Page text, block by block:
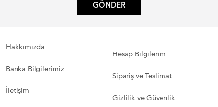
GÖNDER
Hakkımızda
Banka Bilgilerimiz
İletişim
Hesap Bilgilerim
Sipariş ve Teslimat
Gizlilik ve Güvenlik